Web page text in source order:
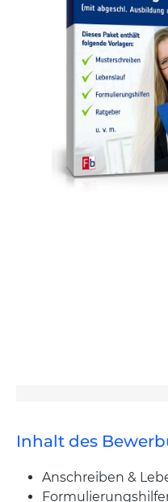
Inhalt des
Anschreiben &